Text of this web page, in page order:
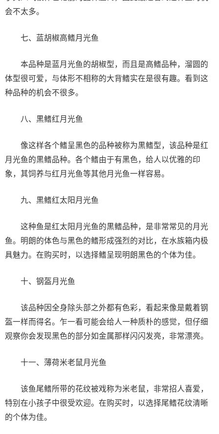
会不太多。
七、蓝胡椒高鳍月光鱼
本品种是蓝月光鱼的胡椒型，而且是高鳍品种，溜圆的
体型很可爱，与体形不相称的大背鳍实在是很有趣。看到这
种品种的机会不很多。
八、黒鳍红月光鱼
像这样各个鳍呈黑色的品种被称为黒鳍型，该品种是红
月光鱼的黒鳍品种。各个鳍由于有黑色，给人以优雅的印
象，其饲养与红月光鱼等其他月光鱼一样容易。
九、黒鳍红太阳月光鱼
这种鱼是红太阳月光鱼的黒鳍品种，是非常常见的月光
鱼。明朗的体色与黑色的鳍形成强烈的对比，在水族箱内极
具魅力。在购买时，以选择鳍呈现明朗黑色的个体为佳。
十、钢盔月光鱼
该品种因全身除头部之外都有色彩，看起来像是戴着钢
盔一样而得名。乍一看可能会给人一种质朴的感觉，但仔细
观察你会发现黑色的部分如金属那样闪闪发亮，非常漂亮。
十一、薄荷米老鼠月光鱼
该鱼尾鳍所带的花纹被戏称为米老鼠，非常招人喜爱，
特别在小孩子中很受欢迎。在购买时，以选择尾鳍花纹清晰
的个体为佳。